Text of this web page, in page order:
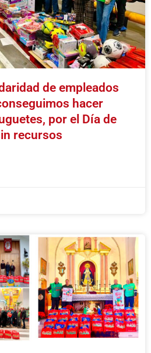
de empleados
hacer
por el Día de
recursos